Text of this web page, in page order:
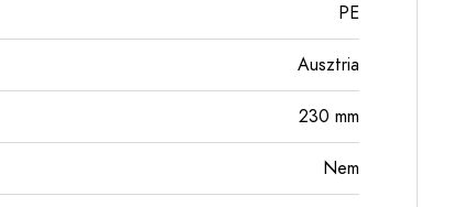
PE
Ausztria
230 mm
Nem